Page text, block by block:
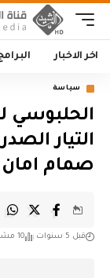
اخر الاخبار
سياسة
الحلبوسي
التيار
صمام امان
قبل 5 سنوات 10 مشاهدات